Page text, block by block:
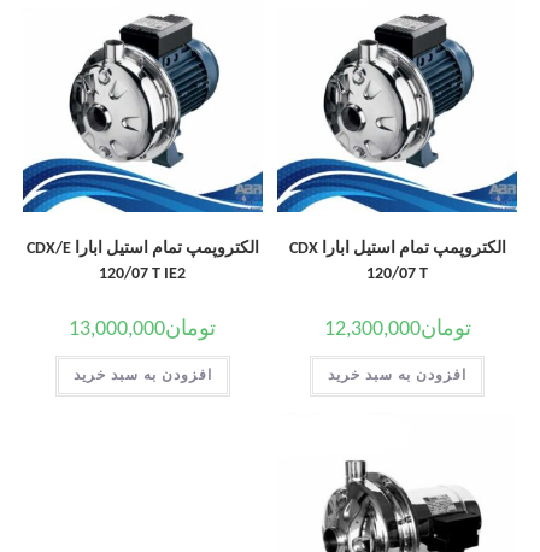
الکتروپمپ تمام استیل ابارا CDX
120/07 T
تومان12,300,000
افزودن به سبد خرید
الکتروپمپ تمام استیل ابارا CDX/E
120/07 T IE2
تومان13,000,000
افزودن به سبد خرید